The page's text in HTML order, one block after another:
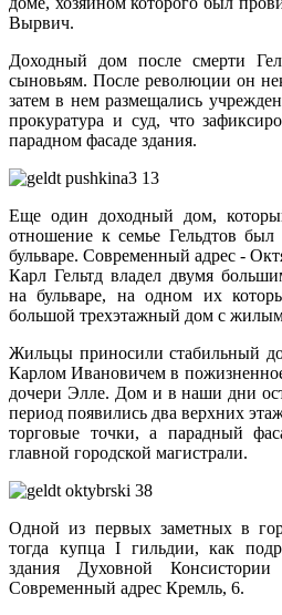
Вырвич.
Доходный дом после смерти
сыновьям. После революции он
затем в нем размещались
прокуратура и суд, что
парадном фасаде здания.
Еще один доходный дом,
отношение к семье Гельдтов был
бульваре. Современный адрес -
Карл Гельтд владел двумя
на бульваре, на одном их
большой трехэтажный дом с
Жильцы приносили стабильный
Карлом Ивановичем в
дочери Элле. Дом и в наши дни
период появились два верхних
торговые точки, а парадный
главной городской магистрали.
Одной из первых заметных в
тогда купца I гильдии, как
здания Духовной
Современный адрес Кремль, 6.